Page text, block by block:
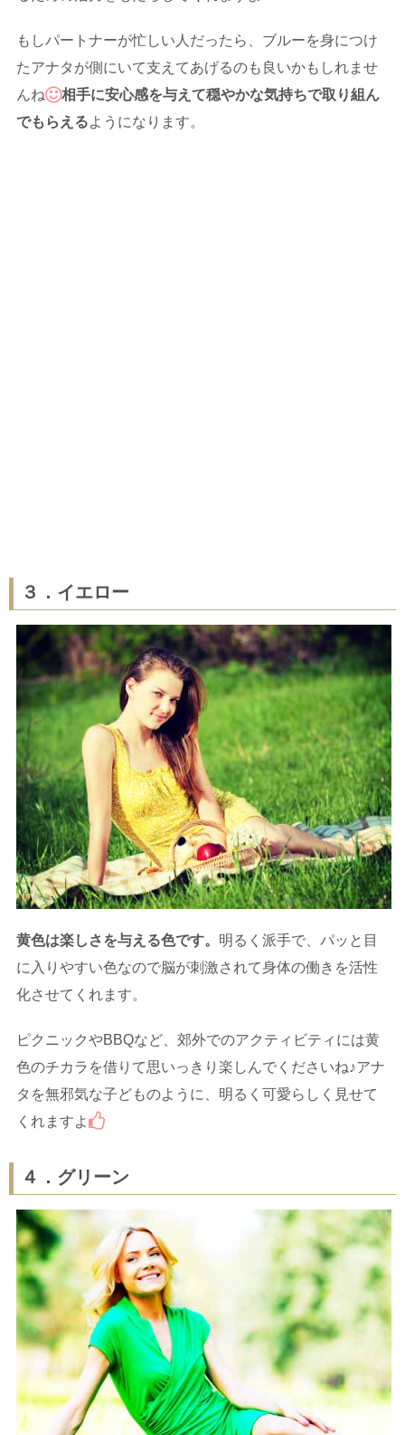
もしパートナーが忙しい人だったら、ブルーを身につけ
たアナタが側にいて支えてあげるのも良いかもしれませ
んね
相手に安心感を与えて穏やかな気持ちで取り組ん
でもらえるようになります。
３．イエロー
黄色は楽しさを与える色です。 明るく派手で、パッと目
に入りやすい色なので脳が刺激されて身体の働きを活性
化させてくれます。
ピクニックやBBQなど、郊外でのアクティビティには黄
色のチカラを借りて思いっきり楽しんでくださいね♪アナ
タを無邪気な子どものように、明るく可愛らしく見せて
くれますよ
４．グリーン